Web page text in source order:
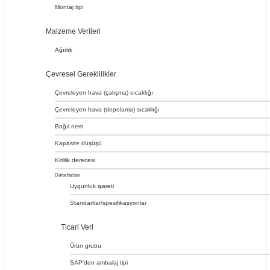
Montaj tipi
Malzeme Verileri
Ağırlık
Çevresel Gereklilikler
Çevreleyen hava (çalışma) sıcaklığı
Çevreleyen hava (depolama) sıcaklığı
Bağıl nem
Kapasite düşüşü
Kirlilik derecesi
kategorisi
(EN
60721'e
göre)
Daha fazlası
Uygunluk işareti
Standartlar/spesifikasyonlar
Ticari Veri
Ürün grubu
SAP'den ambalaj tipi